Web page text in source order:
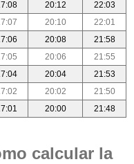
20:12
22:03
20:10
22:01
20:08
21:58
20:06
21:55
20:04
21:53
20:02
21:50
20:00 21:48
calcular la